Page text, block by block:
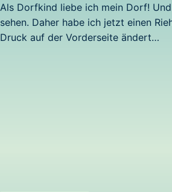
Als Dorfkind liebe ich mein Dorf!
sehen. Daher habe ich jetzt einen
Druck auf der Vorderseite ändert…